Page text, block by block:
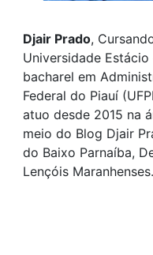
Djair Prado,
Universidade
bacharel em
Federal do Piauí
atuo desde 2015 na
meio do Blog Djair
do Baixo Parnaíba,
Lençóis Maranhenses.